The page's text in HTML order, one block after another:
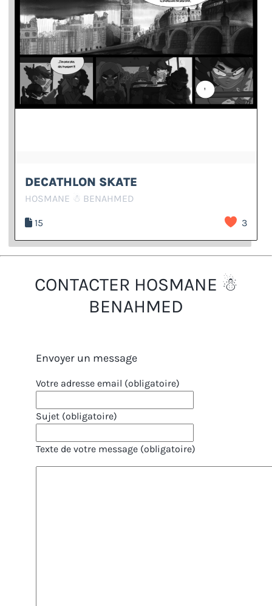
DECATHLON SKATE
HOSMANE ☃ BENAHMED
15 3
CONTACTER HOSMANE ☃
BENAHMED
Envoyer un message
Votre adresse email (obligatoire)
Sujet (obligatoire)
Texte de votre message (obligatoire)